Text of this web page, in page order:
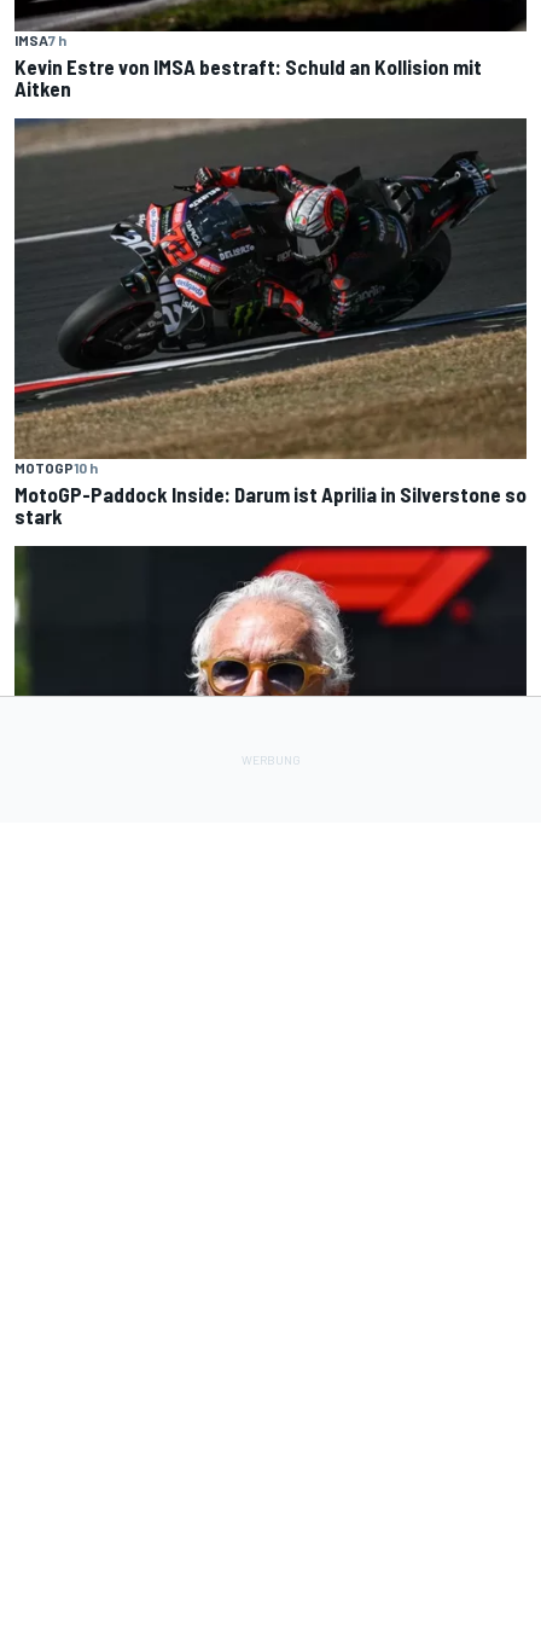
IMSA7 h
Kevin Estre von IMSA bestraft: Schuld an Kollision mit
Aitken
MOTOGP10 h
MotoGP-Paddock Inside: Darum ist Aprilia in Silverstone so
stark